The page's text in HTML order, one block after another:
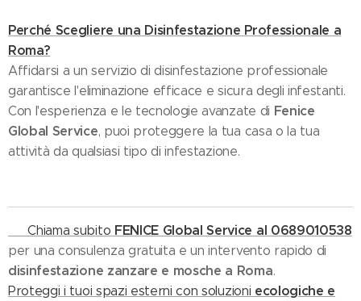
Perché Scegliere una Disinfestazione Professionale a
Roma?
Affidarsi a un servizio di disinfestazione professionale
garantisce l'eliminazione efficace e sicura degli infestanti.
Con l'esperienza e le tecnologie avanzate di Fenice
Global Service, puoi proteggere la tua casa o la tua
attività da qualsiasi tipo di infestazione.
📞 Chiama subito FENICE Global Service al 0689010538
per una consulenza gratuita e un intervento rapido di
disinfestazione zanzare e mosche a Roma.
Proteggi i tuoi spazi esterni con soluzioni ecologiche e